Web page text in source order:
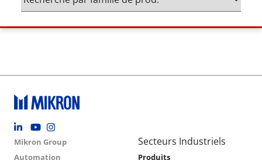
Footer social
Group menu
Mikron Group
Automation
Main navigation
Secteurs Industriels
Produits